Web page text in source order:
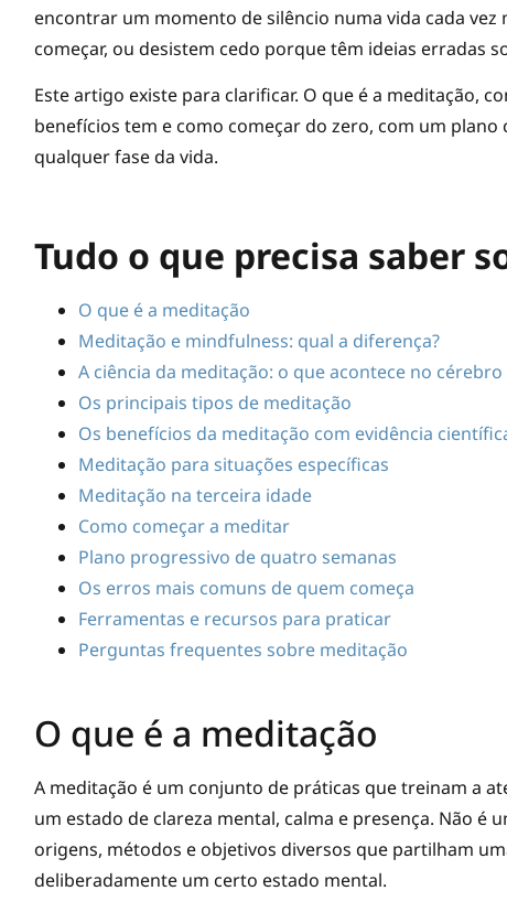
encontrar um momento de silêncio numa vida cada
começar, ou desistem cedo porque têm ideias erradas
Este artigo existe para clarificar. O que é a meditação,
benefícios tem e como começar do zero, com um
qualquer fase da vida.
Tudo o que precisa saber
O que é a meditação
Meditação e mindfulness: qual a diferença?
A ciência da meditação: o que acontece no cérebro
Os principais tipos de meditação
Os benefícios da meditação com evidência
Meditação para situações específicas
Meditação na terceira idade
Como começar a meditar
Plano progressivo de quatro semanas
Os erros mais comuns de quem começa
Ferramentas e recursos para praticar
Perguntas frequentes sobre meditação
O que é a meditação
A meditação é um conjunto de práticas que treinam a
um estado de clareza mental, calma e presença. Não é
origens, métodos e objetivos diversos que partilham
deliberadamente um certo estado mental.